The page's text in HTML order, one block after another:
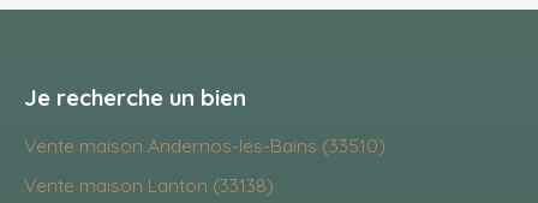
Je recherche un bien
Vente maison Andernos-les-Bains (33510)
Vente maison Lanton (33138)